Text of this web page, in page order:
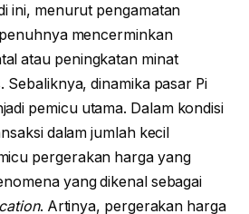
ini, menurut pengamatan
mencerminkan
atau peningkatan minat
Sebaliknya, dinamika pasar Pi
pemicu utama. Dalam kondisi
dalam jumlah kecil
pergerakan harga yang
yang dikenal sebagai
. Artinya, pergerakan harga